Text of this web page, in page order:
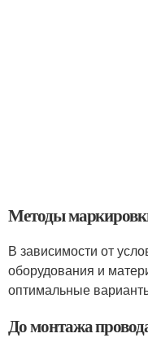
Методы
В зависимости от
оборудования и
оптимальные
До монтажа